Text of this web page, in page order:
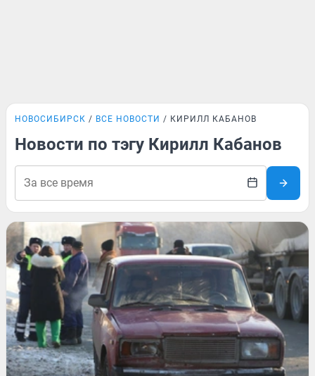
НОВОСИБИРСК ВСЕ НОВОСТИ КИРИЛЛ КАБАНОВ
Новости по тэгу Кирилл Кабанов